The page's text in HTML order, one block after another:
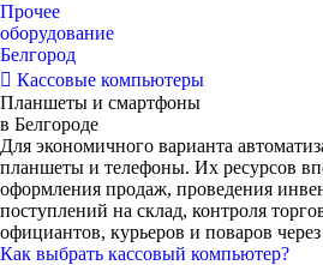
Прочее
оборудование
Белгород
Кассовые компьютеры
Планшеты и смартфоны
в Белгороде
Для экономичного варианта
планшеты и телефоны. Их ресурсов
оформления продаж, проведения
поступлений на склад, контроля
официантов, курьеров и поваров
Как выбрать кассовый компьютер?